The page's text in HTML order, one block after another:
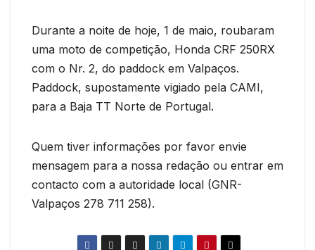
Durante a noite de hoje, 1 de maio, roubaram
uma moto de competição, Honda CRF 250RX
com o Nr. 2, do paddock em Valpaços.
Paddock, supostamente vigiado pela CAMI,
para a Baja TT Norte de Portugal.
Quem tiver informações por favor envie
mensagem para a nossa redação ou entrar em
contacto com a autoridade local (GNR-
Valpaços 278 711 258).